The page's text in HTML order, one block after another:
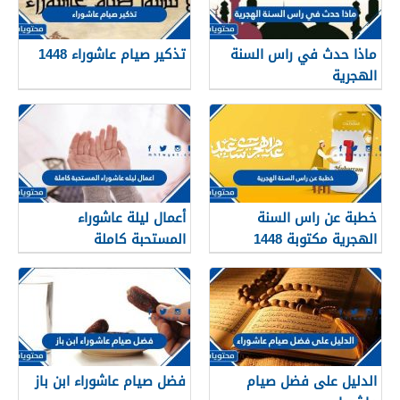
ماذا حدث في راس السنة
الهجرية
تذكير صيام عاشوراء 1448
خطبة عن راس السنة
الهجرية مكتوبة 1448
أعمال ليلة عاشوراء
المستحبة كاملة
الدليل على فضل صيام
فضل صيام عاشوراء ابن باز